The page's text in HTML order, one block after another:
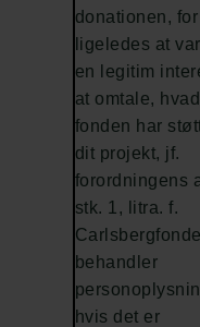
donationen, for
ligeledes at
en legitim
at omtale, hvad
fonden har
dit projekt, jf.
forordningens
stk. 1, litra. f.
behandler
hvis det er